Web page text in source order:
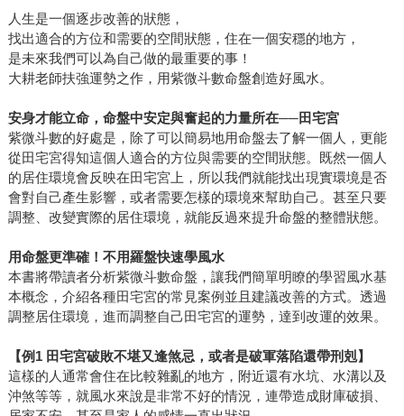
人生是一個逐步改善的狀態，
找出適合的方位和需要的空間狀態，住在一個安穩的地方，
是未來我們可以為自己做的最重要的事！
大耕老師扶強運勢之作，用紫微斗數命盤創造好風水。
安身才能立命，命盤中安定與奮起的力量所在──田宅宮
紫微斗數的好處是，除了可以簡易地用命盤去了解一個人，更能
從田宅宮得知這個人適合的方位與需要的空間狀態。既然一個人
的居住環境會反映在田宅宮上，所以我們就能找出現實環境是否
會對自己產生影響，或者需要怎樣的環境來幫助自己。甚至只要
調整、改變實際的居住環境，就能反過來提升命盤的整體狀態。
用命盤更準確！不用羅盤快速學風水
本書將帶讀者分析紫微斗數命盤，讓我們簡單明瞭的學習風水基
本概念，介紹各種田宅宮的常見案例並且建議改善的方式。透過
調整居住環境，進而調整自己田宅宮的運勢，達到改運的效果。
【例1 田宅宮破敗不堪又逢煞忌，或者是破軍落陷還帶刑剋】
這樣的人通常會住在比較雜亂的地方，附近還有水坑、水溝以及
沖煞等等，就風水來說是非常不好的情況，連帶造成財庫破損、